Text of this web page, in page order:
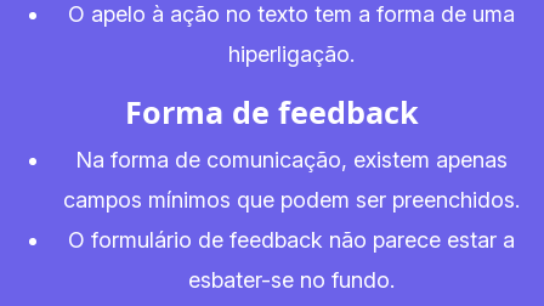
O apelo à ação no texto tem a forma de uma
hiperligação.
Forma de feedback
Na forma de comunicação, existem apenas
campos mínimos que podem ser preenchidos.
O formulário de feedback não parece estar a
esbater-se no fundo.